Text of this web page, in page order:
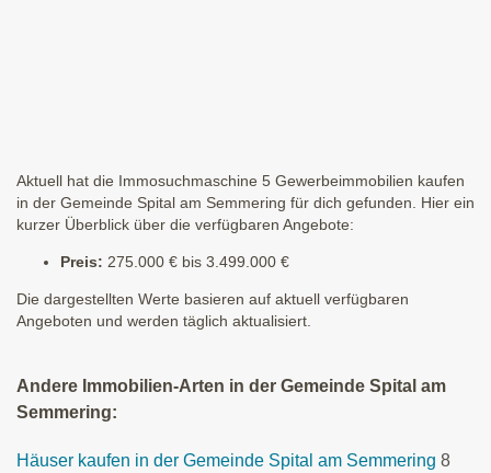
Aktuell hat die Immosuchmaschine 5 Gewerbeimmobilien kaufen
in der Gemeinde Spital am Semmering für dich gefunden. Hier ein
kurzer Überblick über die verfügbaren Angebote:
Preis: 275.000 € bis 3.499.000 €
Die dargestellten Werte basieren auf aktuell verfügbaren
Angeboten und werden täglich aktualisiert.
Andere Immobilien-Arten in der Gemeinde Spital am
Semmering:
Häuser kaufen in der Gemeinde Spital am Semmering 8